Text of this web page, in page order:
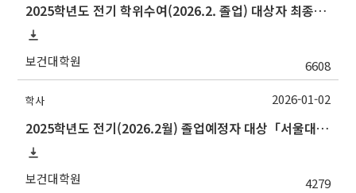
2025학년도 전기 학위수여(2026.2. 졸업) 대상자 최종인준 논문 제출 안내
보건대학원 6608
학사
2025학년도 전기(2026.2월) 졸업예정자 대상「서울대학교 교과인증과정」이수 신청 안내
보건대학원 4279
2026-01-02